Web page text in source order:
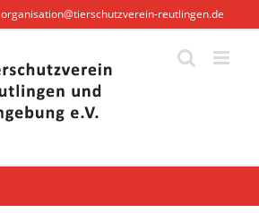
organisation@tierschutzverein-reutlingen.de